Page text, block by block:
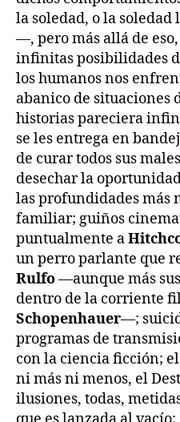
la soledad, o la soledad
—, pero más allá de
infinitas posibilidades
los humanos nos
abanico de
historias pareciera
se les entrega en
de curar todos sus
desechar la
las profundidades más
familiar; guiños
puntualmente a
un perro parlante que
Rulfo—aunque más
dentro de la corriente
Schopenhauer—;
programas de
con la ciencia ficción;
ni más ni menos, el
ilusiones, todas,